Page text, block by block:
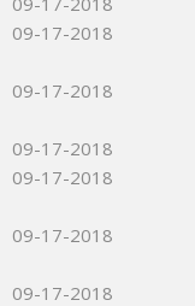
09-17-2018
09-17-2018
09-17-2018
09-17-2018
09-17-2018
09-17-2018